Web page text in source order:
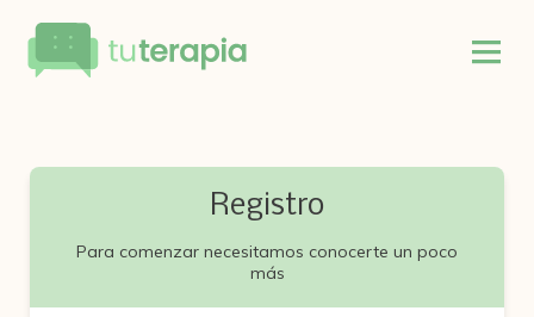
Registro
Para comenzar necesitamos conocerte un poco
más